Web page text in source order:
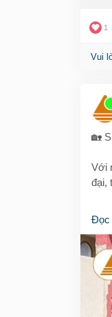
1
Vui
🏡
Với
đại,
✅
✅
✅
✅
📌
Đọc